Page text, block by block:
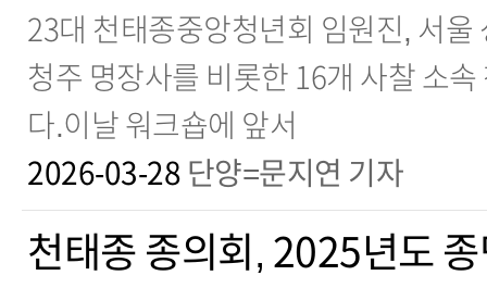
23대 천태종중앙청년회 임원진, 서울
청주 명장사를 비롯한 16개 사찰 소
다.이날 워크숍에 앞서
2026-03-28 단양=문지연 기자
천태종 종의회, 2025년도